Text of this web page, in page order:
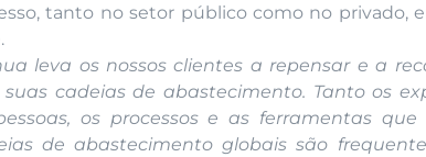
tanto no setor público como no privado,
leva os nossos clientes a repensar e a
cadeias de abastecimento. Tanto os
os processos e as ferramentas
de abastecimento globais são